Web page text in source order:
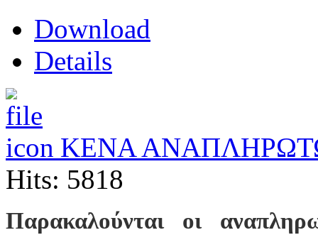
Download
Details
ΚΕΝΑ
Hits: 5818
Παρακαλούνται οι